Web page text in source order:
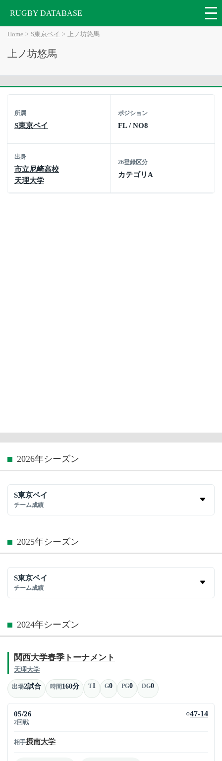
RUGBY DATABASE
Home S東京ベイ 上ノ坊悠馬
上ノ坊悠馬
所属
S東京ベイ
ポジション
FL / NO8
出身
市立尼崎高校
天理大学
26登録区分
カテゴリA
2026年シーズン
S東京ベイ
チーム成績
2025年シーズン
S東京ベイ
チーム成績
2024年シーズン
関西大学春季トーナメント
天理大学
出場2試合 時間160分 T1 G0 PG0 DG0
05/26
2回戦
○47-14
相手摂南大学